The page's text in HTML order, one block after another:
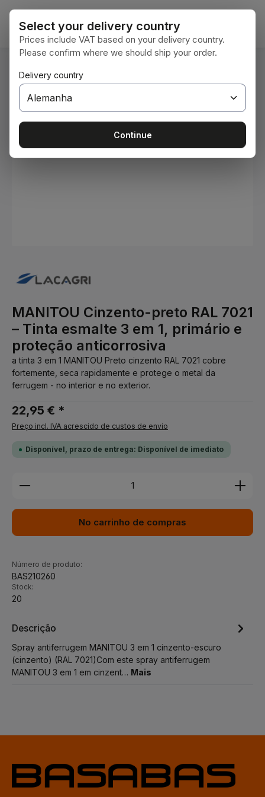
Ir para o conteúdo principal
Você está aqui: Home
MANITOU Cinzento-preto RAL 7021
– Tinta esmalte 3 em 1, primário e
proteção anticorrosiva
a tinta 3 em 1 MANITOU Preto cinzento RAL 7021 cobre
fortemente, seca rapidamente e protege o metal da
ferrugem - no interior e no exterior.
22,95 € *
Preço incl. IVA acrescido de custos de envio
Disponível, prazo de entrega: Disponível de imediato
Quantidade do Produto: Insira a quantidade
No carrinho de compras
Número de produto:
BAS210260
Stock:
20
Descrição
Spray antiferrugem MANITOU 3 em 1 cinzento-escuro
(cinzento) (RAL 7021)Com este spray antiferrugem
MANITOU 3 em 1 em cinzent… Mais
Select your delivery country
Prices include VAT based on your delivery country.
Please confirm where we should ship your order.
Delivery country
Continue